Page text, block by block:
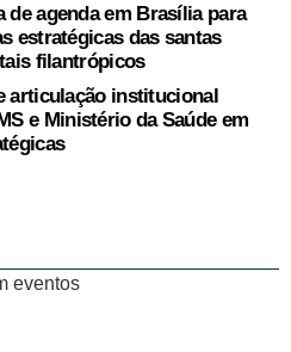
de agenda em Brasília para
estratégicas das santas
filantrópicos
articulação institucional
e Ministério da Saúde em
eventos